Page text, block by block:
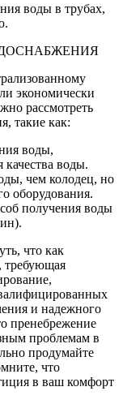
воды в трубах,
экономически
рассмотреть
такие как:
воды,
воды.
чем колодец, но
оборудования.
получения воды
что как
требующая
и надежного
пренебрежение
проблемам в
продумайте
что
в ваш комфорт